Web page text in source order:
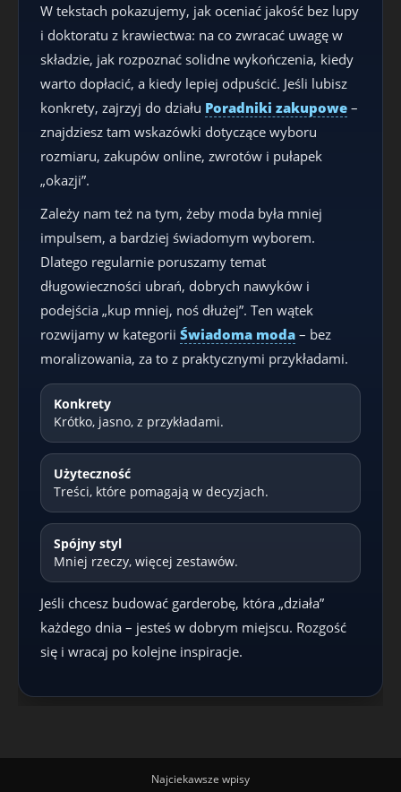
W tekstach pokazujemy, jak oceniać jakość bez lupy
i doktoratu z krawiectwa: na co zwracać uwagę w
składzie, jak rozpoznać solidne wykończenia, kiedy
warto dopłacić, a kiedy lepiej odpuścić. Jeśli lubisz
konkrety, zajrzyj do działu Poradniki zakupowe –
znajdziesz tam wskazówki dotyczące wyboru
rozmiaru, zakupów online, zwrotów i pułapek
„okazji”.
Zależy nam też na tym, żeby moda była mniej
impulsem, a bardziej świadomym wyborem.
Dlatego regularnie poruszamy temat
długowieczności ubrań, dobrych nawyków i
podejścia „kup mniej, noś dłużej”. Ten wątek
rozwijamy w kategorii Świadoma moda – bez
moralizowania, za to z praktycznymi przykładami.
Konkrety
Krótko, jasno, z przykładami.
Użyteczność
Treści, które pomagają w decyzjach.
Spójny styl
Mniej rzeczy, więcej zestawów.
Jeśli chcesz budować garderobę, która „działa”
każdego dnia – jesteś w dobrym miejscu. Rozgość
się i wracaj po kolejne inspiracje.
Najciekawsze wpisy